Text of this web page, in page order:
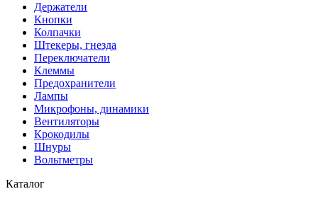
Держатели
Кнопки
Колпачки
Штекеры, гнезда
Переключатели
Клеммы
Предохранители
Лампы
Микрофоны, динамики
Вентиляторы
Крокодилы
Шнуры
Вольтметры
Каталог